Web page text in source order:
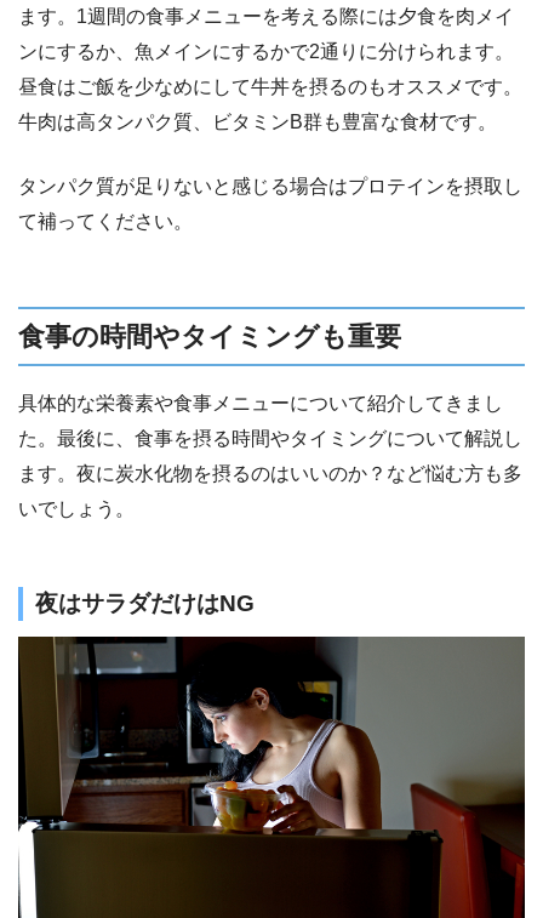
ます。1週間の食事メニューを考える際には夕食を肉メイ
ンにするか、魚メインにするかで2通りに分けられます。
昼食はご飯を少なめにして牛丼を摂るのもオススメです。
牛肉は高タンパク質、ビタミンB群も豊富な食材です。
タンパク質が足りないと感じる場合はプロテインを摂取し
て補ってください。
食事の時間やタイミングも重要
具体的な栄養素や食事メニューについて紹介してきまし
た。最後に、食事を摂る時間やタイミングについて解説し
ます。夜に炭水化物を摂るのはいいのか？など悩む方も多
いでしょう。
夜はサラダだけはNG